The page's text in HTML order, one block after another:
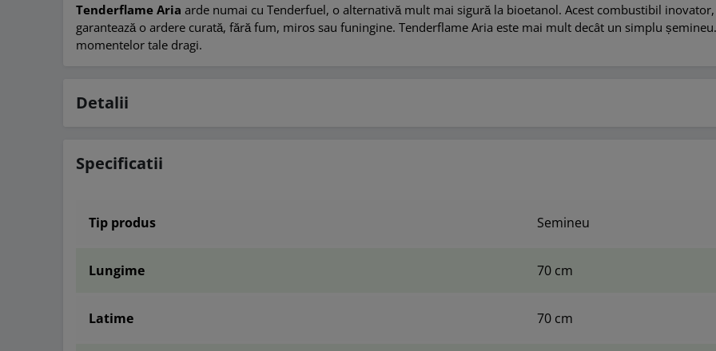
Tenderflame Ariaarde numai cu Tenderfuel, o alternativă mult mai sigură la bioetanol. Acest combustibil
garantează o ardere curată, fără fum, miros sau funingine. Tenderflame Aria este mai mult decât un simplu
momentelor tale dragi.
Detalii
Specificatii
Tip produs Semineu
Lungime 70 cm
Latime 70 cm